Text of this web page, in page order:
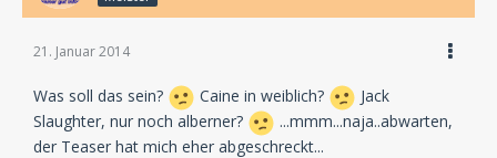
21. Januar 2014
Was soll das sein? Caine in weiblich?
Jack
Slaughter, nur noch alberner?
...mmm...naja..abwarten,
der Teaser hat mich eher abgeschreckt...